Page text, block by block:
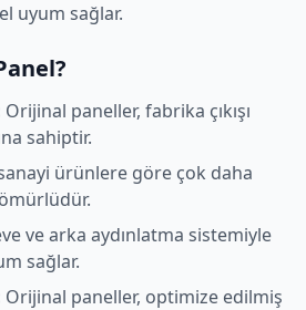
uyum sağlar.
Orijinal paneller, fabrika çıkışı
sahiptir.
ürünlere göre çok daha
ve arka aydınlatma sistemiyle
sağlar.
Orijinal paneller, optimize edilmiş